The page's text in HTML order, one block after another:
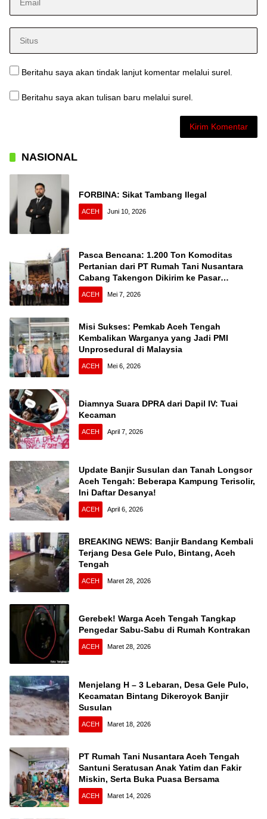
Beritahu saya akan tindak lanjut komentar melalui surel.
Beritahu saya akan tulisan baru melalui surel.
NASIONAL
FORBINA: Sikat Tambang Ilegal
ACEH Juni 10, 2026
Pasca Bencana: 1.200 Ton Komoditas
Pertanian dari PT Rumah Tani Nusantara
Cabang Takengon Dikirim ke Pasar
Nasional
ACEH Mei 7, 2026
Misi Sukses: Pemkab Aceh Tengah
Kembalikan Warganya yang Jadi PMI
Unprosedural di Malaysia
ACEH Mei 6, 2026
Diamnya Suara DPRA dari Dapil IV: Tuai
Kecaman
ACEH April 7, 2026
Update Banjir Susulan dan Tanah Longsor
Aceh Tengah: Beberapa Kampung Terisolir,
Ini Daftar Desanya!
ACEH April 6, 2026
BREAKING NEWS: Banjir Bandang Kembali
Terjang Desa Gele Pulo, Bintang, Aceh
Tengah
ACEH Maret 28, 2026
Gerebek! Warga Aceh Tengah Tangkap
Pengedar Sabu-Sabu di Rumah Kontrakan
ACEH Maret 28, 2026
Menjelang H – 3 Lebaran, Desa Gele Pulo,
Kecamatan Bintang Dikeroyok Banjir
Susulan
ACEH Maret 18, 2026
PT Rumah Tani Nusantara Aceh Tengah
Santuni Seratusan Anak Yatim dan Fakir
Miskin, Serta Buka Puasa Bersama
ACEH Maret 14, 2026